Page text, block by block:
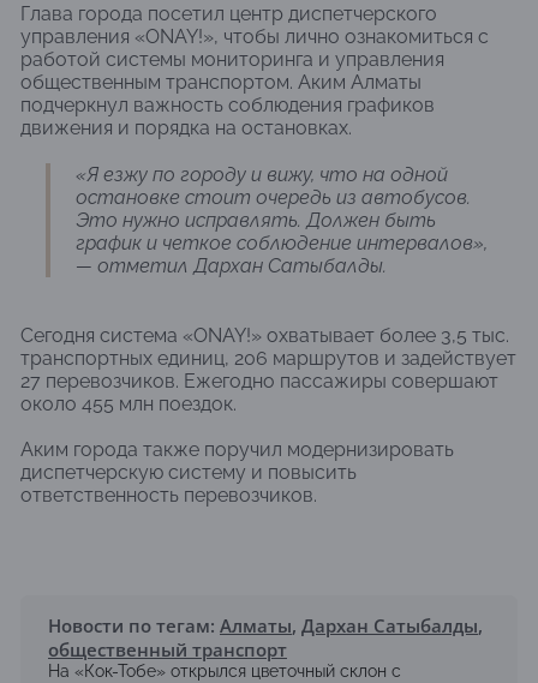
Глава города посетил центр диспетчерского
управления «ONAY!», чтобы лично ознакомиться с
работой системы мониторинга и управления
общественным транспортом. Аким Алматы
подчеркнул важность соблюдения графиков
движения и порядка на остановках.
«Я езжу по городу и вижу, что на одной
остановке стоит очередь из автобусов.
Это нужно исправлять. Должен быть
график и четкое соблюдение интервалов»,
— отметил Дархан Сатыбалды.
Сегодня система «ONAY!» охватывает более 3,5 тыс.
транспортных единиц, 206 маршрутов и задействует
27 перевозчиков. Ежегодно пассажиры совершают
около 455 млн поездок.
Аким города также поручил модернизировать
диспетчерскую систему и повысить
ответственность перевозчиков.
Новости по тегам: Алматы, Дархан Сатыбалды,
общественный транспорт
На «Кок-Тобе» открылся цветочный склон с